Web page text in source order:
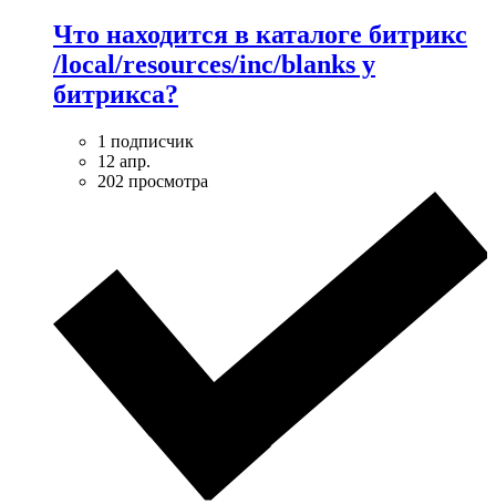
Что находится в каталоге битрикс
/local/resources/inc/blanks у
битрикса?
1 подписчик
12 апр.
202 просмотра